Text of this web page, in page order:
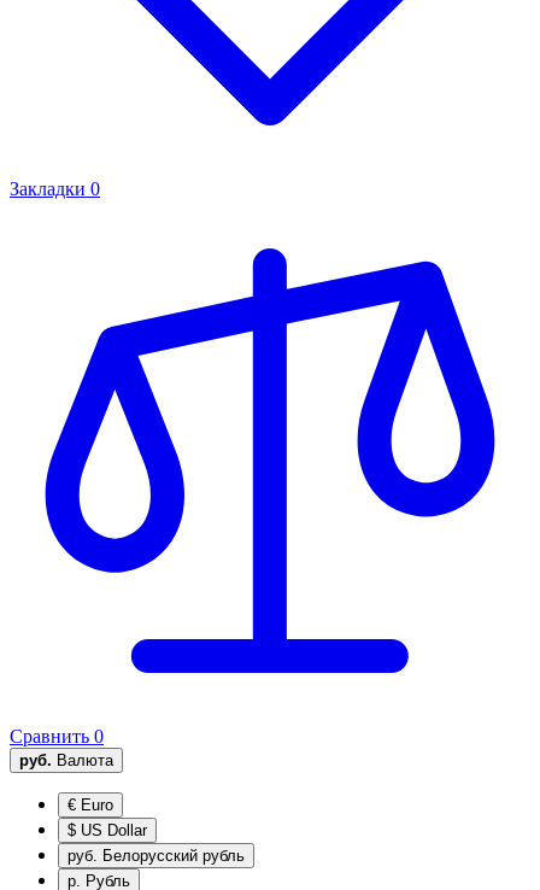
Закладки 0
Сравнить 0
руб. Валюта
€ Euro
$ US Dollar
руб. Белорусский рубль
р. Рубль